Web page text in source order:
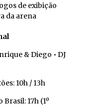
de exibição
da arena
& Diego • DJ
10h / 13h
17h (1º